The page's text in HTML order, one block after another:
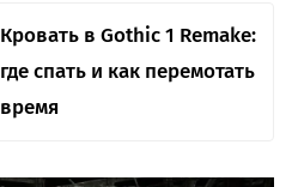
Кровать в Gothic 1 Remake:
где спать и как перемотать
время